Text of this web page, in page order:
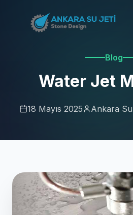
Blog
Water Jet
18 Mayıs 2025 Ankara